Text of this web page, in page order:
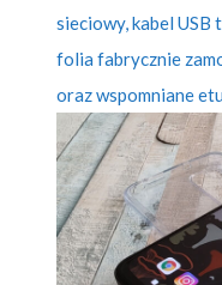
sieciowy, kabel USB
folia fabrycznie
oraz wspomniane